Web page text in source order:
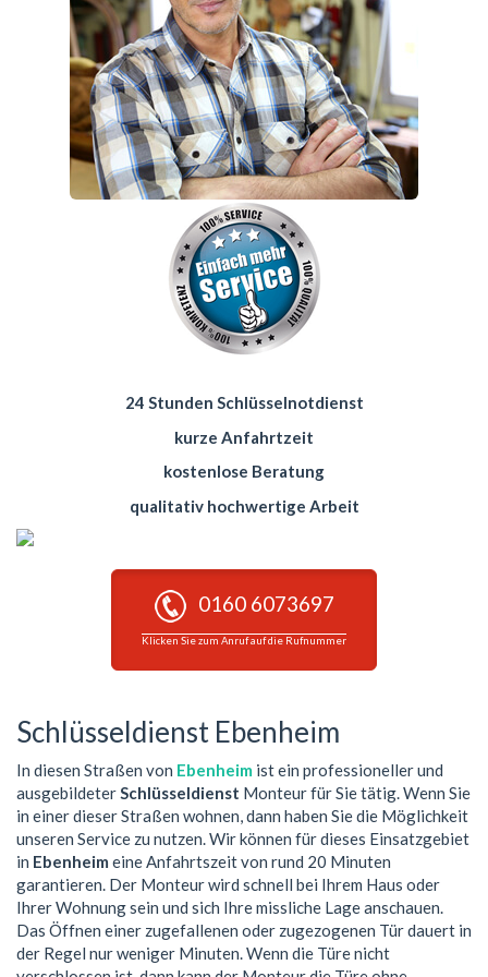
24 Stunden Schlüsselnotdienst
kurze Anfahrtzeit
kostenlose Beratung
qualitativ hochwertige Arbeit
0160 6073697
Klicken Sie zum Anruf auf die Rufnummer
Schlüsseldienst Ebenheim
In diesen Straßen von Ebenheim ist ein professioneller und
ausgebildeterSchlüsseldienst Monteur für Sie tätig. Wenn Sie
in einer dieser Straßen wohnen, dann haben Sie die Möglichkeit
unseren Service zu nutzen. Wir können für dieses Einsatzgebiet
in Ebenheim eine Anfahrtszeit von rund 20 Minuten
garantieren. Der Monteur wird schnell bei Ihrem Haus oder
Ihrer Wohnung sein und sich Ihre missliche Lage anschauen.
Das Öffnen einer zugefallenen oder zugezogenen Tür dauert in
der Regel nur weniger Minuten. Wenn die Türe nicht